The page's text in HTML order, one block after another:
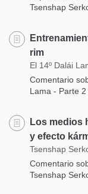
Tsenshap
rim
El 14º Dalái
Comentario
Lama - Parte 2
Los medios
y efecto
Tsenshap
Comentario
Tsenshap